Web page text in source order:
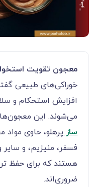
معجون تقویت
خوراکی‌های طبیعی
افزایش استحکام و
می‌شوند. این
ساز
فسفر، منیزیم، و
هستند که برای حفظ
ضروری‌اند.